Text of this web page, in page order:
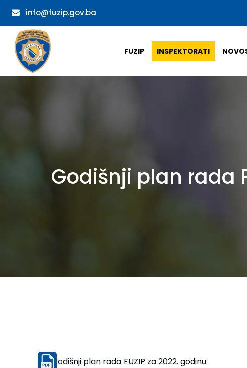
info@fuzip.gov.ba
FUZIP INSPEKTORATI
Godišnji plan rada
Godišnji plan rada FUZIP za 2022. godinu